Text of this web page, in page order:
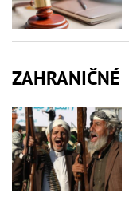
ZAHRANIČNÉ